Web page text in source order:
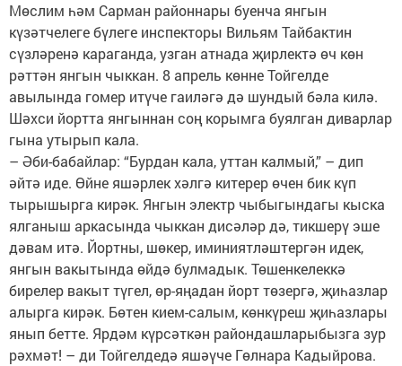
Мөслим һәм Сарман районнары буенча янгын
күзәтчелеге бүлеге инспекторы Вильям Тайбактин
сүзләренә караганда, узган атнада җирлектә өч көн
рәттән янгын чыккан. 8 апрель көнне Тойгелде
авылында гомер итүче гаиләгә дә шундый бәла килә.
Шәхси йортта янгыннан соң корымга буялган диварлар
гына утырып кала.
– Әби-бабайлар: “Бурдан кала, уттан калмый,” – дип
әйтә иде. Өйне яшәрлек хәлгә китерер өчен бик күп
тырышырга кирәк. Янгын электр чыбыгындагы кыска
ялганыш аркасында чыккан дисәләр дә, тикшерү эше
дәвам итә. Йортны, шөкер, иминиятләштергән идек,
янгын вакытында өйдә булмадык. Төшенкелеккә
бирелер вакыт түгел, өр-яңадан йорт төзергә, җиһазлар
алырга кирәк. Бөтен кием-салым, көнкүреш җиһазлары
янып бетте. Ярдәм күрсәткән райондашларыбызга зур
рәхмәт! – ди Тойгелдедә яшәүче Гөлнара Кадыйрова.